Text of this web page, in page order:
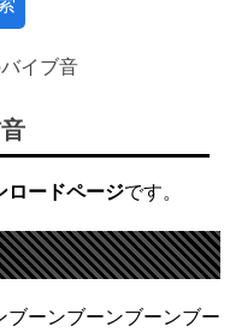
イブ音
ロードページです。
ブーンブーンブーンブー